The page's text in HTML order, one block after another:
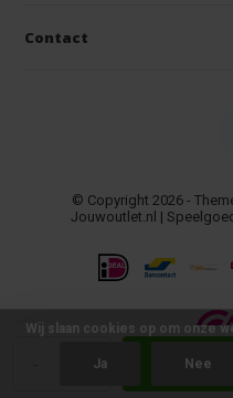
+
Contact
© Copyright 2026 -
Jouwoutlet.nl |
Wij slaan cookies op om onze
Ja Nee